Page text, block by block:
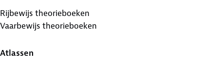
Rijbewijs theorieboeken
Vaarbewijs theorieboeken
Atlassen